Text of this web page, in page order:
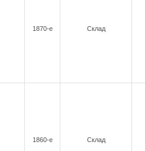
1870-е Склад
1860-е Склад